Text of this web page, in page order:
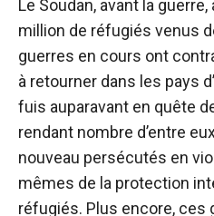
Le Soudan, avant la
million de réfugiés venus
guerres en cours ont
à retourner dans les pays
fuis auparavant en quête
rendant nombre d’entre
nouveau persécutés en
mêmes de la protection
réfugiés. Plus encore, ces